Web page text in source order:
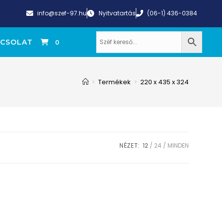
info@szef-97.hu Nyitvatartás (06-1) 436-0384
0
> Termékek > 220 x 435 x 324
NÉZET: 12 24 MINDEN